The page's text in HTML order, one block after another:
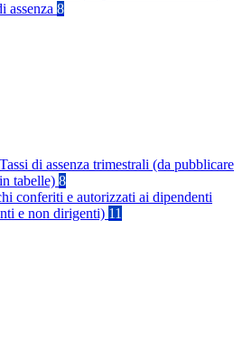
assenza 8
Tassi di assenza trimestrali (da pubblicare
in tabelle) 8
conferiti e autorizzati ai dipendenti
e non dirigenti) 11